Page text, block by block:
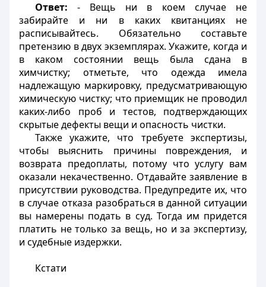
Ответ: - Вещь ни в коем случае не
забирайте и ни в каких квитанциях не
расписывайтесь. Обязательно составьте
претензию в двух экземплярах. Укажите, когда и
в каком состоянии вещь была сдана в
химчистку; отметьте, что одежда имела
надлежащую маркировку, предусматривающую
химическую чистку; что приемщик не проводил
каких-либо проб и тестов, подтверждающих
скрытые дефекты вещи и опасность чистки.
Также укажите, что требуете экспертизы,
чтобы выяснить причины повреждения, и
возврата предоплаты, потому что услугу вам
оказали некачественно. Отдавайте заявление в
присутствии руководства. Предупредите их, что
в случае отказа разобраться в данной ситуации
вы намерены подать в суд. Тогда им придется
платить не только за вещь, но и за экспертизу,
и судебные издержки.
Кстати